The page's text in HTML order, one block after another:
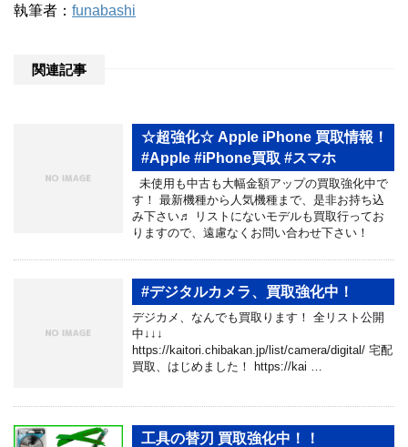
執筆者： funabashi
関連記事
☆超強化☆ Apple iPhone 買取情報！
#Apple #iPhone買取 #スマホ
未使用も中古も大幅金額アップの買取強化中で
す！ 最新機種から人気機種まで、是非お持ち込
み下さい♬ リストにないモデルも買取行ってお
りますので、遠慮なくお問い合わせ下さい！
#デジタルカメラ、買取強化中！
デジカメ、なんでも買取ります！ 全リスト公開
中↓↓↓
https://kaitori.chibakan.jp/list/camera/digital/ 宅配
買取、はじめました！ https://kai …
工具の替刃 買取強化中！！